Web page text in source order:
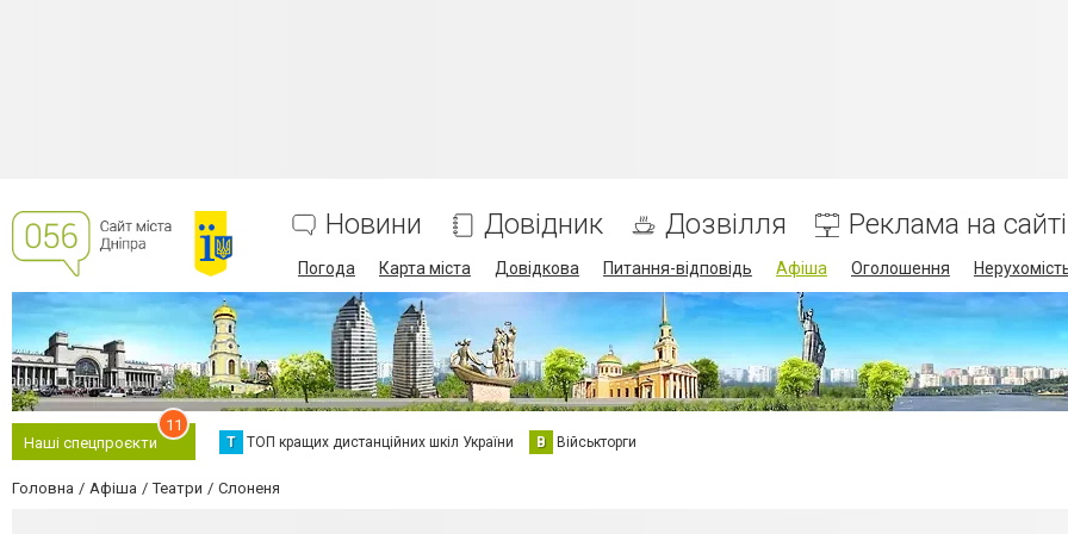
Новини Довідник Дозвілля Реклама на сайті
Погода Карта міста Довідкова Питання-відповідь Афіша Оголошення
Наші спецпроєкти
11
Т ТОП кращих дистанційних шкіл України В Військторги
Головна Афіша Театри Слоненя